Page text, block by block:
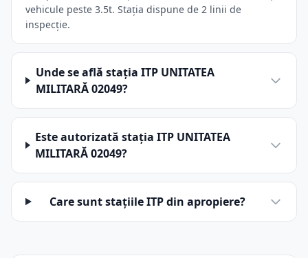
vehicule peste 3.5t. Stația dispune de 2 linii de
inspecție.
Unde se află stația ITP UNITATEA
MILITARĂ 02049?
Este autorizată stația ITP UNITATEA
MILITARĂ 02049?
Care sunt stațiile ITP din apropiere?